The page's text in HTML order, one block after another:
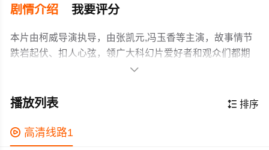
剧情介绍 我要评分
本片由柯威导演执导，由张凯元,冯玉香等主演，故事情节
跌岩起伏、扣人心弦，领广大科幻片爱好者和观众们都期
院，结识了同样拥有异能的熊波、千禧等人，并被莫名地
下，李可儿最终凭借异能和勇气战胜了任尔行。
作为一部 上映的科幻电影，在当期同类题材影片中具有一
定的看点，在演员表现和剧情架构上也都有不错的亮点，

 排序
播放列表
 高清线路1